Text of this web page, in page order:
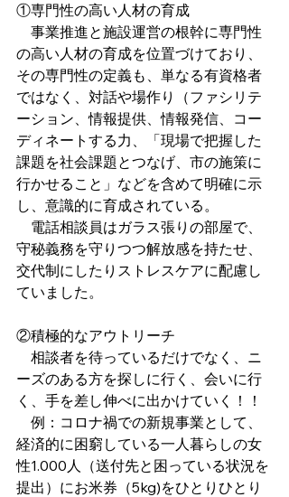
①専門性の高い人材の育成
事業推進と施設運営の根幹に専門性
の高い人材の育成を位置づけており、
その専門性の定義も、単なる有資格者
ではなく、対話や場作り（ファシリテ
ーション、情報提供、情報発信、コー
ディネートする力、「現場で把握した
課題を社会課題とつなげ、市の施策に
行かせること」などを含めて明確に示
し、意識的に育成されている。
電話相談員はガラス張りの部屋で、
守秘義務を守りつつ解放感を持たせ、
交代制にしたりストレスケアに配慮し
ていました。
②積極的なアウトリーチ
相談者を待っているだけでなく、ニ
ーズのある方を探しに行く、会いに行
く、手を差し伸べに出かけていく！！
例：コロナ禍での新規事業として、
経済的に困窮している一人暮らしの女
性1.000人（送付先と困っている状況を
提出）にお米券（5kg)をひとりひとり